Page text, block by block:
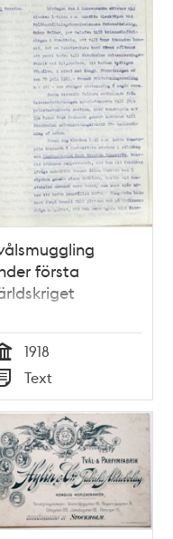
första
1918
Text